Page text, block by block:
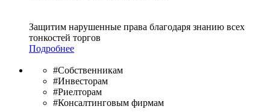
Защитим нарушенные права благодаря знанию всех
тонкостей торгов
Подробнее
#Собственникам
#Инвесторам
#Риелторам
#Консалтинговым фирмам